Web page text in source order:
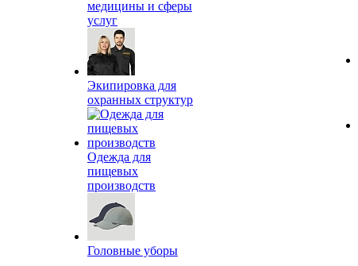
медицины и сферы
услуг
Экипировка для
охранных структур
Одежда для
пищевых
производств
Головные уборы